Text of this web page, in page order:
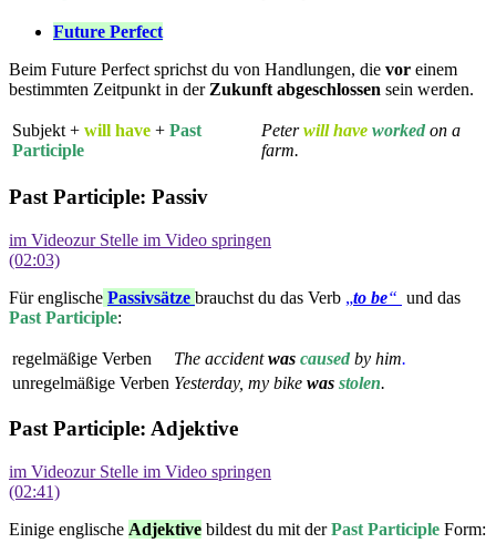
Future Perfect
Beim Future Perfect sprichst du von Handlungen, die vor einem
bestimmten Zeitpunkt in der Zukunft abgeschlossen sein werden.
Subjekt + will have + Past
Participle
Peterwill have worked on a
farm.
Past Participle: Passiv
im Videozur Stelle im Video springen
(02:03)
Für englische Passivsätze brauchst du das Verb „to be“ und das
Past Participle:
regelmäßige Verben The accidentwas caused by him.
unregelmäßige Verben Yesterday, my bike was stolen.
Past Participle: Adjektive
im Videozur Stelle im Video springen
(02:41)
Einige englische Adjektive bildest du mit derPast Participle Form: